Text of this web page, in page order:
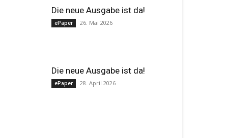
Die neue Ausgabe ist da!
ePaper 26. Mai 2026
Die neue Ausgabe ist da!
ePaper 28. April 2026